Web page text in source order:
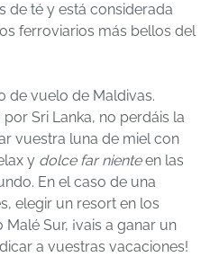
de té y está considerada
ferroviarios más bellos del
de vuelo de Maldivas.
Sri Lanka, no perdáis la
vuestra luna de miel con
y dolce far nienteen las
En el caso de una
elegir un resort en los
Sur, ¡vais a ganar un
a vuestras vacaciones!